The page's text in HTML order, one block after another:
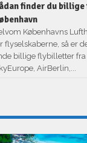
finder du
Københavns
flyselskaberne, så er
billige flybilletter fra
AirBerlin,...